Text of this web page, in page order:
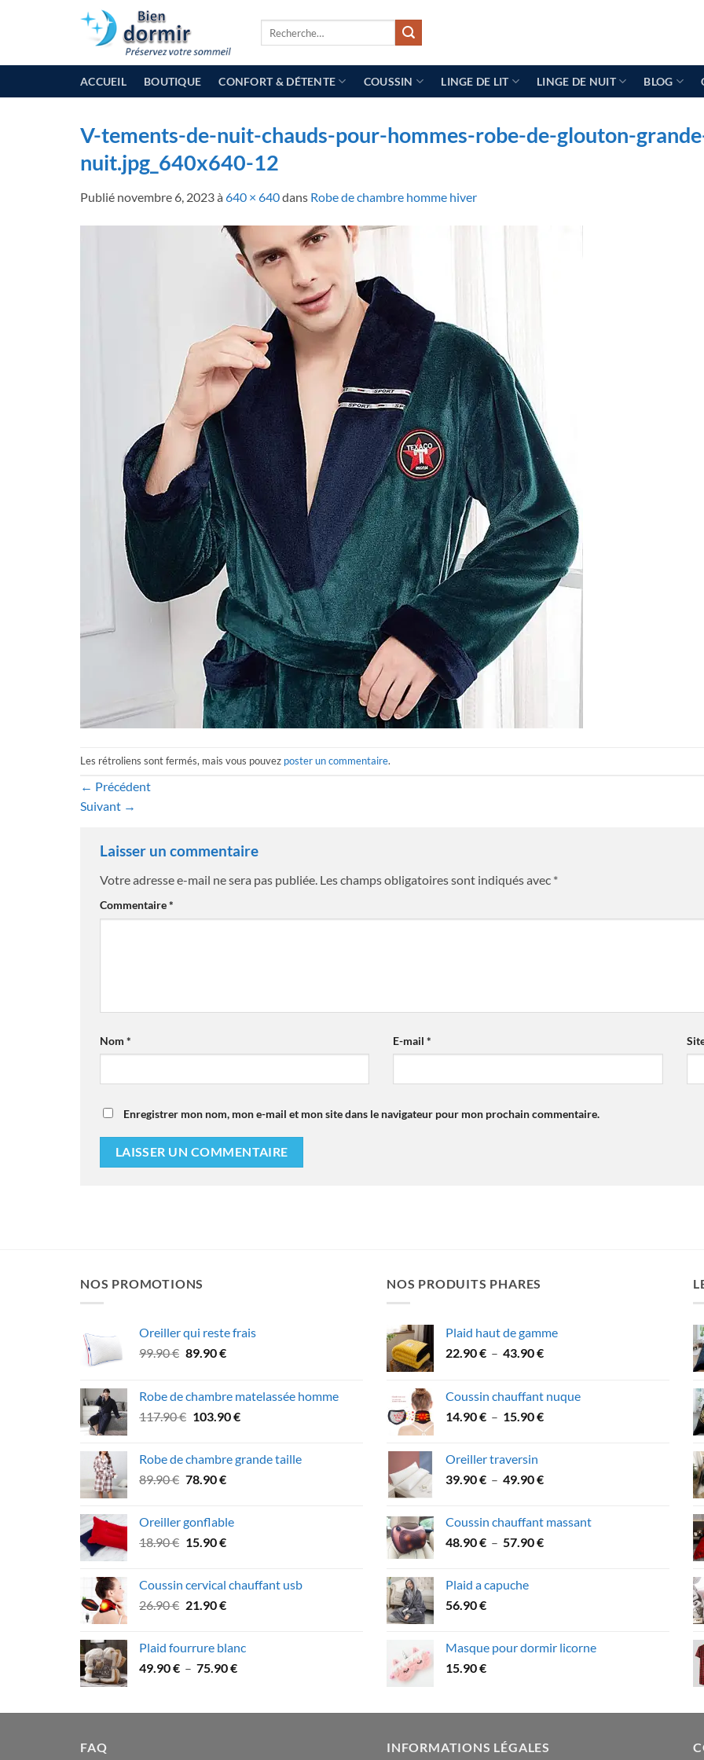
ACCUEIL BOUTIQUE CONFORT & DÉTENTE COUSSIN LINGE DE LIT LINGE DE NUIT BLOG
V-tements-de-nuit-chauds-pour-hommes-robe-de-glouton-
nuit.jpg_640x640-12
Publié novembre 6, 2023à 640 × 640dans Robe de chambre homme hiver
Les rétroliens sont fermés, mais vous pouvez poster un commentaire.
← Précédent
Suivant →
Laisser un commentaire
Votre adresse e-mail ne sera pas publiée. Les champs obligatoires sont indiqués avec *
Commentaire*
Nom * E-mail*
Enregistrer mon nom, mon e-mail et mon site dans le navigateur pour mon prochain commentaire.
NOS PROMOTIONS
Oreiller qui reste frais
99.90€ Le
était :
99.90 €.
89.90€Le
est :
89.90 €.
Robe de chambre matelassée homme
117.90€ Le
était :
117.90 €.
103.90€Le
est :
Robe de chambre grande taille
89.90€ Le
était :
89.90 €.
78.90€Le
est :
78.90 €.
Oreiller gonflable
18.90€ Le
était :
18.90 €.
15.90€Le
est :
15.90 €.
Coussin cervical chauffant usb
26.90€ Le
était :
26.90 €.
21.90€Le
est :
21.90 €.
Plaid fourrure blanc
49.90€ – 75.90€Plage
49.90 €
NOS PRODUITS PHARES
Plaid haut de gamme
22.90€ – 43.90€Plage
22.90 €
à
Coussin chauffant nuque
14.90€ – 15.90€Plage
à
Oreiller traversin
39.90€ – 49.90€Plage
39.90 €
à
Coussin chauffant massant
48.90€ – 57.90€Plage
Plaid a capuche
56.90€
Masque pour dormir licorne
15.90€
FAQ INFORMATIONS LÉGALES